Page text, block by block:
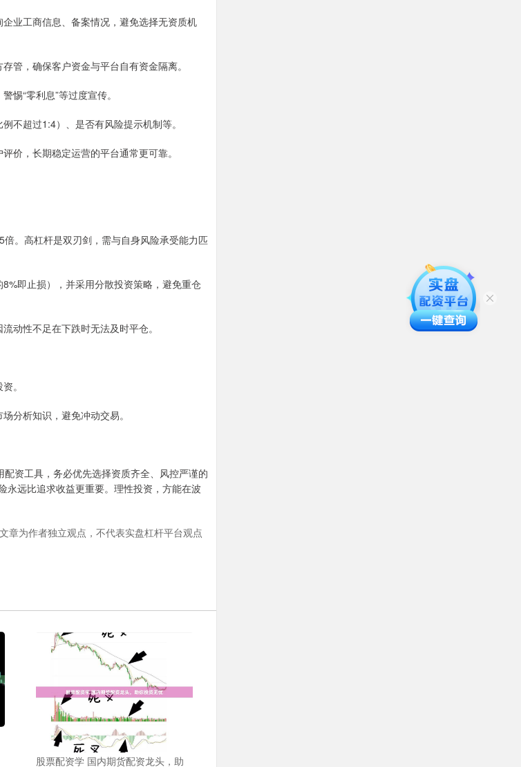
业工商信息、备案情况，避免选择无资质机
管，确保客户资金与平台自有资金隔离。
惕“零利息”等过度宣传。
不超过1:4）、是否有风险提示机制等。
价，长期稳定运营的平台通常更可靠。
。高杠杆是双刃剑，需与自身风险承受能力匹
即止损），并采用分散投资策略，避免重仓
动性不足在下跌时无法及时平仓。
。
分析知识，避免冲动交易。
资工具，务必优先选择资质齐全、风控严谨的
永远比追求收益更重要。理性投资，方能在波
文章为作者独立观点，不代表实盘杠杆平台观点
股票配资学 国内期货配资龙头，助